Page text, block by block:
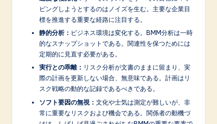
ピングしようとするのはノイズを生む。主要な企業目
標を推進する重要な経路に注目する。
静的分析： ビジネス環境は変化する。BMM分析は一時
的なスナップショットである。関連性を保つためには
定期的に見直す必要がある。
実行との乖離： リスク分析が文書のままに留まり、実
際の計画を更新しない場合、無意味である。計画はリ
スク戦略の動的な記録であるべきである。
ソフト要因の無視： 文化や士気は測定が難しいが、非
常に重要なリスクおよび機会である。関係者の動機づ